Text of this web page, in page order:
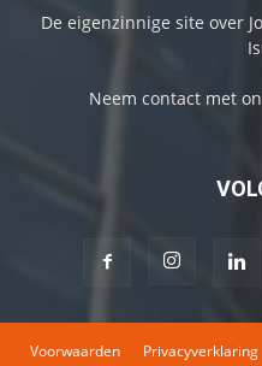
De eigenzinnige site over
Neem contact met
Voorwaarden Privacyverklaring